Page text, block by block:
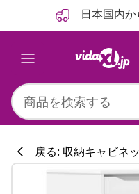
日本国内
戻る: 収納キャビネ